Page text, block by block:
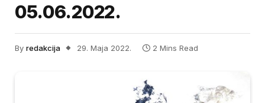
05.06.2022.
By redakcija 29. Maja 2022. 2 Mins Read